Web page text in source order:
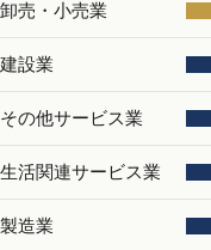
卸売・小売業
建設業
その他サービス業
生活関連サービス業
製造業